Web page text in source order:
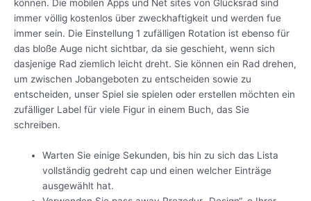
können. Die mobilen Apps und Net sites von Glücksrad sind
immer völlig kostenlos über zweckhaftigkeit und werden fue
immer sein. Die Einstellung 1 zufälligen Rotation ist ebenso für
das bloße Auge nicht sichtbar, da sie geschieht, wenn sich
dasjenige Rad ziemlich leicht dreht. Sie können ein Rad drehen,
um zwischen Jobangeboten zu entscheiden sowie zu
entscheiden, unser Spiel sie spielen oder erstellen möchten ein
zufälliger Label für viele Figur in einem Buch, das Sie
schreiben.
Warten Sie einige Sekunden, bis hin zu sich das Lista
vollständig gedreht cap und einen welcher Einträge
ausgewählt hat.